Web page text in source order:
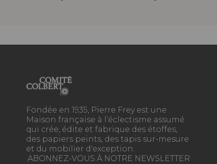
Fondée en 1935, Pierre Frey est une
Maison française à l’éclectisme assumé
qui crée, édite et fabrique des étoffes,
des papiers peints, des tapis sur-mesure
et du mobilier d'exception.
ABONNEZ-VOUS À NOTRE NEWSLETTER